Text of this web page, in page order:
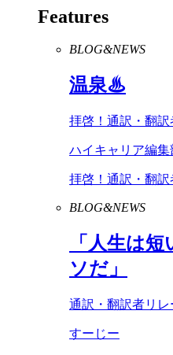
Features
BLOG&NEWS
温泉♨
拝啓！通訳・翻訳
ハイキャリア編集
拝啓！通訳・翻
BLOG&NEWS
「人生は
ソだ」
通訳・翻訳者リレ
すーじー